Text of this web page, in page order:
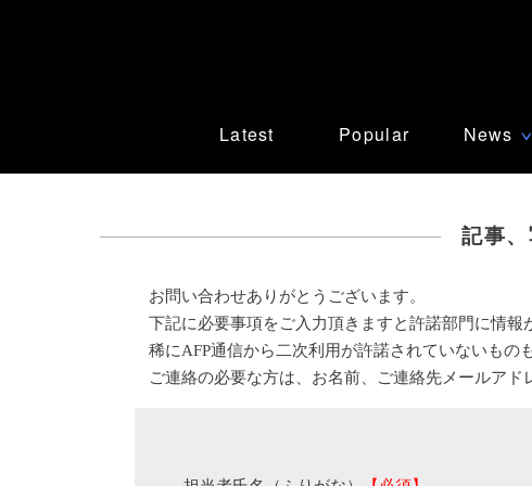
Latest Popular News ∨
記事
お問い合わせありがとうございます。
下記に必要事項をご入力頂きますと許諾部門に情報
稀にAFP通信から二次利用が許諾されていないもの
ご連絡の必要な方は、お名前、ご連絡先メールアド